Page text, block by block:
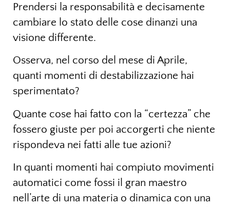
Prendersi la responsabilità e decisamente
cambiare lo stato delle cose dinanzi una
visione differente.
Osserva, nel corso del mese di Aprile,
quanti momenti di destabilizzazione hai
sperimentato?
Quante cose hai fatto con la “certezza” che
fossero giuste per poi accorgerti che niente
rispondeva nei fatti alle tue azioni?
In quanti momenti hai compiuto movimenti
automatici come fossi il gran maestro
nell’arte di una materia o dinamica con una